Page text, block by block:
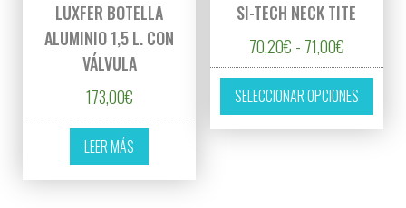
LUXFER BOTELLA
ALUMINIO 1,5 L. CON
VÁLVULA
173,00€
LEER MÁS
SI-TECH NECK TITE
70,20€ - 71,00€Rango de
SELECCIONAR OPCIONES
Este